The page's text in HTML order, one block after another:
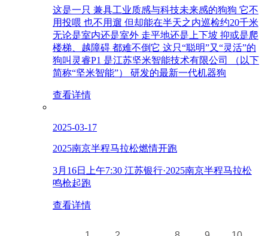
这是一只 兼具工业质感与科技未来感的狗狗 它不
用投喂 也不用遛 但却能在半天之内巡检约20千米
无论是室内还是室外 走平地还是上下坡 抑或是爬
楼梯、越障碍 都难不倒它 这只“聪明”又“灵活”的
狗叫灵睿P1 是江苏坚米智能技术有限公司 （以下
简称“坚米智能”） 研发的最新一代机器狗
查看详情
2025-03-17
2025南京半程马拉松燃情开跑
3月16日上午7:30 江苏银行·2025南京半程马拉松
鸣枪起跑
查看详情